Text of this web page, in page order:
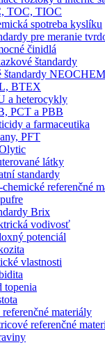
TOC, TIOC
spotreba kyslíku
pre meranie
činidlá
štandardy
štandardy
BTEX
a heterocykly
PCT a PBB
a farmaceutika
PFT
látky
standardy
referenčné
Brix
vodivosť
potenciál
vlastnosti
topenia
materiály
referenčné